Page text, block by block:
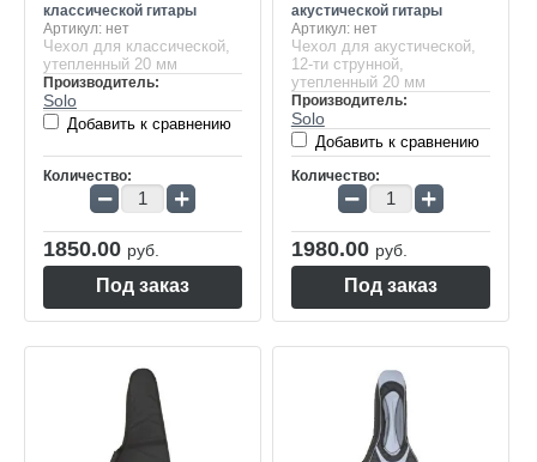
классической гитары
Артикул: нет
Чехол для классической,
утепленный 20 мм
Производитель:
Solo
Добавить к сравнению
Количество:
− +
1850.00 руб.
Под заказ
акустической гитары
Артикул:нет
Чехол для акустической,
12-ти струнной,
утепленный 20 мм
Производитель:
Solo
Добавить к сравнению
Количество:
− +
1980.00 руб.
Под заказ